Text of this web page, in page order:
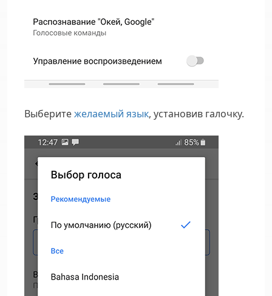
Выберитежелаемый язык, установив галочку.